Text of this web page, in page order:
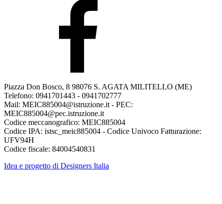
Piazza Don Bosco, 8 98076 S. AGATA MILITELLO (ME)
Telefono: 0941701443 - 0941702777
Mail: MEIC885004@istruzione.it - PEC:
MEIC885004@pec.istruzione.it
Codice meccanografico: MEIC885004
Codice IPA: istsc_meic885004 - Codice Univoco Fatturazione:
UFV94H
Codice fiscale: 84004540831
Idea e progetto di Designers Italia